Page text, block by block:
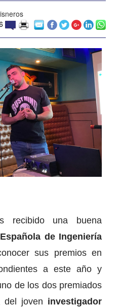
recibido una buena
de Ingeniería
sus premios en
a este año y
de los dos premiados
del joven investigador